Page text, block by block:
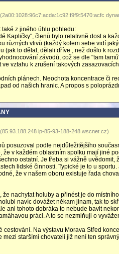
(2a00:1028:96c7:acda:1c92:f9f9:5470:acfc
z jiného úhlu pohledu:
Kapličky", členů bylo relativně dost a
různých vlivů (každý kolem sebe vidí
(jak to dělal, dělali dříve , než došlo k
závodů, což se dle "tam
vztahu k zrušení takových
plánech. Neochota koncentrace či
od našich hranic. A propos s
(85.93.188.248 ip-85-93-188-248.wscnet.cz)
posuzoval podle nejdůležitějšího
že v každém oblastním spolku mají jiné
ostatní. Je třeba si vážně
lidské činnosti. Typické je to u
že v našem oboru existuje řada
že nachytat holuby a přinést je do
navíc dovážet někam jinam, tak to
ani tohoto dobráka to nebude bavit
práci. A to se nezmiňuji o
cestování. Na výstavu Morava Střed
mezi staršími chovateli již není ten